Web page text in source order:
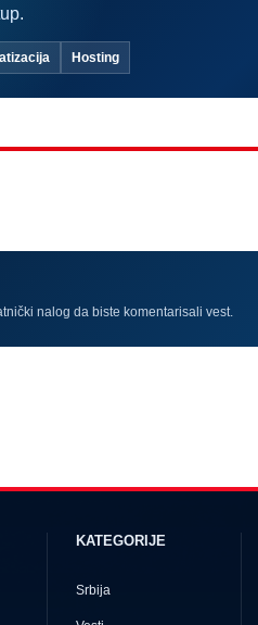
Hosting
nalog da biste komentarisali vest.
KATEGORIJE
Srbija